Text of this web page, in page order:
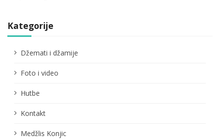
Kategorije
Džemati i džamije
Foto i video
Hutbe
Kontakt
Medžlis Konjic